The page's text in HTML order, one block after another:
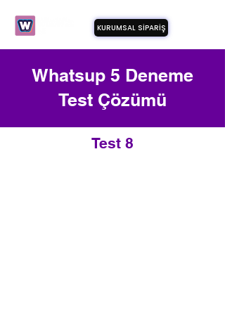
KURUMSAL SİPARİŞ
Whatsup 5 Deneme
Test Çözümü
Test 8